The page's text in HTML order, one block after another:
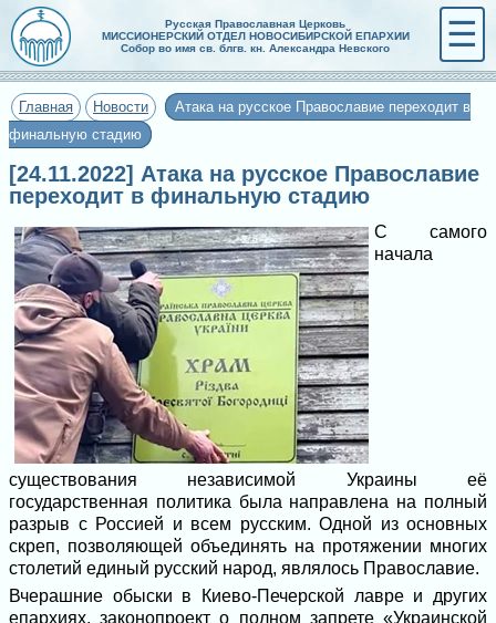
Русская Православная Церковь
МИССИОНЕРСКИЙ ОТДЕЛ НОВОСИБИРСКОЙ ЕПАРХИИ
Собор во имя св. блгв. кн. Александра Невского
☰
Главная Новости
Атака на русское Православие переходит в
финальную стадию
[24.11.2022] Атака на русское Православие
переходит в финальную стадию
С самого
начала
существования независимой Украины её
государственная политика была направлена на полный
разрыв с Россией и всем русским. Одной из основных
скреп, позволяющей объединять на протяжении многих
столетий единый русский народ, являлось Православие.
Вчерашние обыски в Киево-Печерской лавре и других
епархиях, законопроект о полном запрете «Украинской